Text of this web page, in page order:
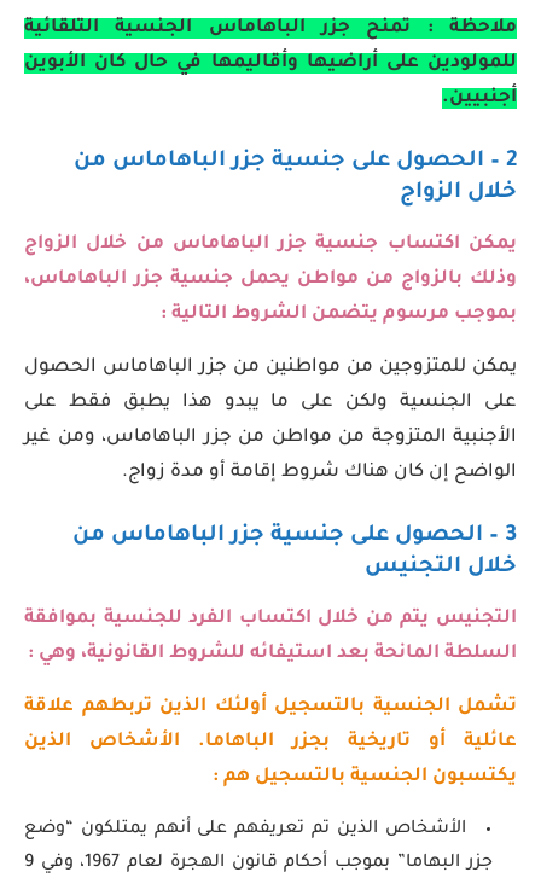
ملاحظة : تمنح جزر الباهاماس الجنسية التلقائية
للمولودين على أراضيها وأقاليمها في حال كان الأبوين
أجنبيين.
2 – الحصول على جنسية جزر الباهاماس من
خلال الزواج
يمكن اكتساب جنسية جزر الباهاماس من خلال الزواج
وذلك بالزواج من مواطن يحمل جنسية جزر الباهاماس،
بموجب مرسوم يتضمن الشروط التالية :
يمكن للمتزوجين من مواطنين من جزر الباهاماس الحصول
على الجنسية ولكن على ما يبدو هذا يطبق فقط على
الأجنبية المتزوجة من مواطن من جزر الباهاماس، ومن غير
الواضح إن كان هناك شروط إقامة أو مدة زواج.
3 – الحصول على جنسية جزر الباهاماس من
خلال التجنيس
التجنيس يتم من خلال اكتساب الفرد للجنسية بموافقة
السلطة المانحة بعد استيفائه للشروط القانونية، وهي :
تشمل الجنسية بالتسجيل أولئك الذين تربطهم علاقة
عائلية أو تاريخية بجزر الباهاما. الأشخاص الذين
يكتسبون الجنسية بالتسجيل هم :
الأشخاص الذين تم تعريفهم على أنهم يمتلكون “وضع
جزر البهاما” بموجب أحكام قانون الهجرة لعام 1967، وفي 9